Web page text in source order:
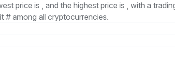
price is , and the highest price is , with a
# among all cryptocurrencies.